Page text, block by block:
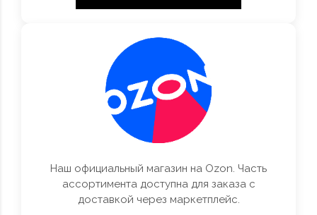
Наш официальный магазин на Ozon. Часть
ассортимента доступна для заказа с
доставкой через маркетплейс.